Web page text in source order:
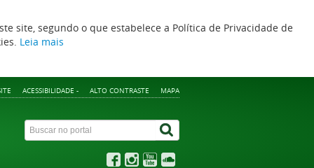
site, segundo o que estabelece a Política de Privacidade de
Leia mais
ACESSIBILIDADE - ALTO CONTRASTE MAPA